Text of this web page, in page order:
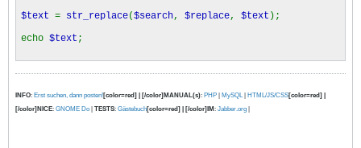
$text = str_replace($search, $replace, $text );
echo $text ;
INFO: Erst suchen, dann posten![color=red] | [/color]MANUAL(s): PHP | MySQL | HTML/JS/CSS[color=red] |
[/color]NICE: GNOME Do | TESTS: Gästebuch[color=red] | [/color]IM: Jabber.org |